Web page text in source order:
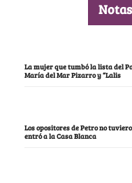
La mujer que tumbó la lista del
María del Mar Pizarro y “Lalis
Los opositores de Petro no
entró a la Casa Blanca